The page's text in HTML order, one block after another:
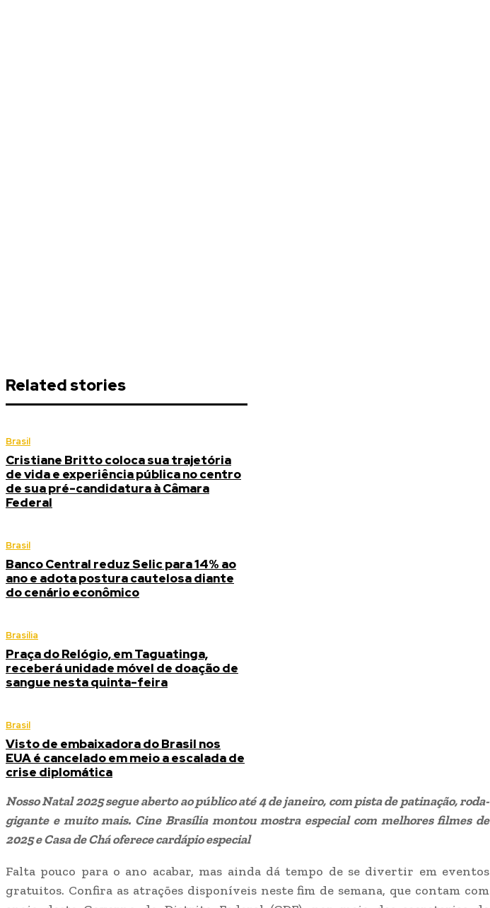
Related stories
Brasil
Cristiane Britto coloca sua trajetória
de vida e experiência pública no centro
de sua pré-candidatura à Câmara
Federal
Brasil
Banco Central reduz Selic para 14% ao
ano e adota postura cautelosa diante
do cenário econômico
Brasília
Praça do Relógio, em Taguatinga,
receberá unidade móvel de doação de
sangue nesta quinta-feira
Brasil
Visto de embaixadora do Brasil nos
EUA é cancelado em meio a escalada de
crise diplomática
Nosso Natal 2025 segue aberto ao público até 4 de janeiro, com pista de patinação, roda-
gigante e muito mais. Cine Brasília montou mostra especial com melhores filmes de
2025 e Casa de Chá oferece cardápio especial
Falta pouco para o ano acabar, mas ainda dá tempo de se divertir em eventos
gratuitos. Confira as atrações disponíveis neste fim de semana, que contam com